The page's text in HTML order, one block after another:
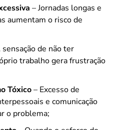
– Jornadas longas e
aumentam o risco de
sensação de não ter
trabalho gera frustração
Tóxico– Excesso de
e comunicação
o problema;